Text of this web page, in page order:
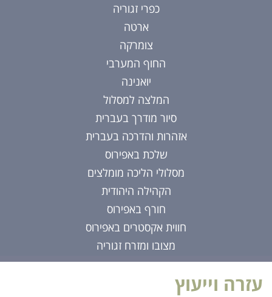
כפרי זגוריה
ארטה
צומרקה
החוף המערבי
יואנינה
המלצה למסלול
סיור מודרך בעברית
אזהרות והדרכה בעברית
שלכת באפירוס
מסלולי הליכה מומלצים
הקהילה היהודית
חורף באפירוס
חווית אקסטרים באפירוס
מצובו ומזרח זגוריה
עזרה וייעוץ